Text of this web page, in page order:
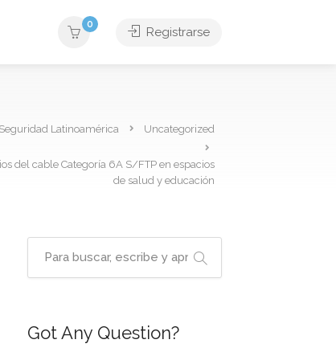
0
Registrarse
Latinoamérica Uncategorized
del cable Categoría 6A S/FTP en espacios
de salud y educación
Got Any Question?